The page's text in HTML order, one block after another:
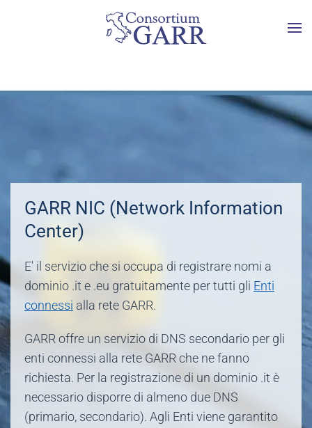
Skip to main content
GARR NIC (Network Information
Center)
E' il servizio che si occupa di registrare nomi a
dominio .it e .eu gratuitamente per tutti gli Enti
connessi alla rete GARR.
GARR offre un servizio di DNS secondario per gli
enti connessi alla rete GARR che ne fanno
richiesta. Per la registrazione di un dominio .it è
necessario disporre di almeno due DNS
(primario, secondario). Agli Enti viene garantito